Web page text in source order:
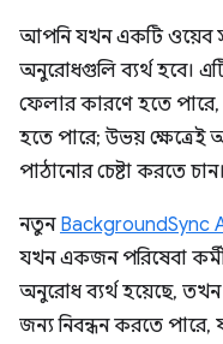
আপনি যখন একটি ওয়েব
অনুরোধগুলি ব্যর্থ হবে।
ফেলার কারণে হতে
হতে পারে; উভয় ক্ষেত্রেই
পাঠানোর চেষ্টা করতে চান।
নতুন BackgroundSync
যখন একজন পরিষেবা
অনুরোধ ব্যর্থ হয়েছে,
জন্য নিবন্ধন করতে পারে,